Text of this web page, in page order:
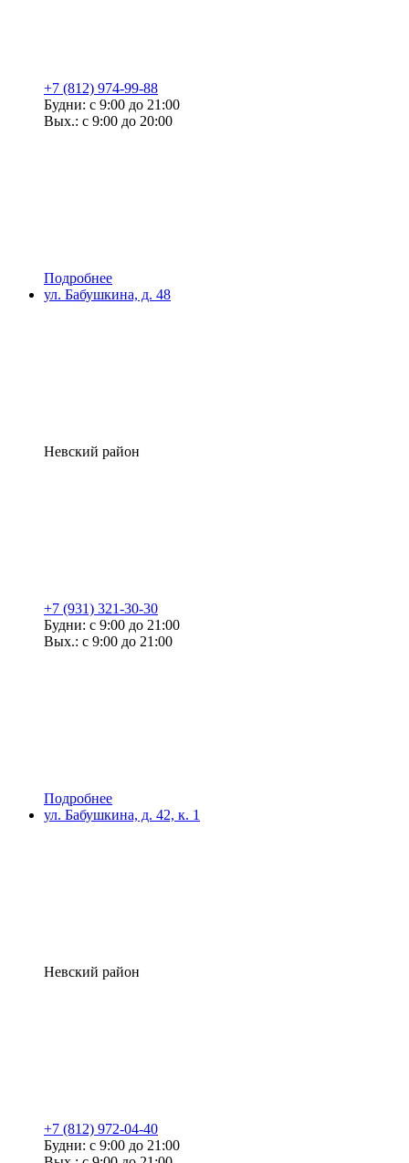
+7 (812) 974-99-88
Будни: с 9:00 до 21:00
Вых.: с 9:00 до 20:00
Подробнее
ул. Бабушкина, д. 48
Невский район
+7 (931) 321-30-30
Будни: с 9:00 до 21:00
Вых.: с 9:00 до 21:00
Подробнее
ул. Бабушкина, д. 42, к. 1
Невский район
+7 (812) 972-04-40
Будни: с 9:00 до 21:00